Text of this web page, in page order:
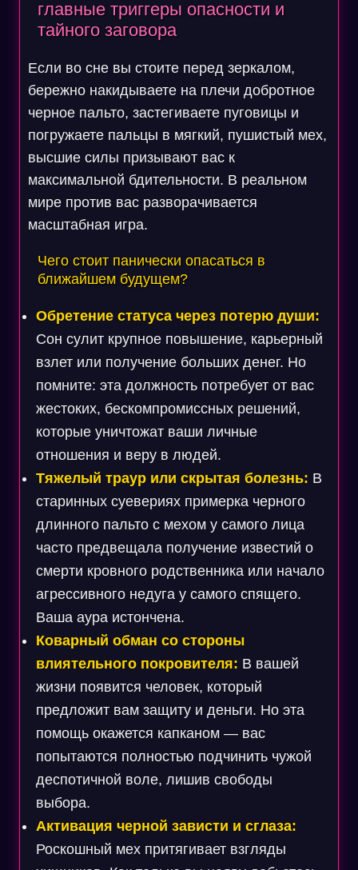
главные триггеры опасности и
тайного заговора
Если во сне вы стоите перед зеркалом,
бережно накидываете на плечи добротное
черное пальто, застегиваете пуговицы и
погружаете пальцы в мягкий, пушистый мех,
высшие силы призывают вас к
максимальной бдительности. В реальном
мире против вас разворачивается
масштабная игра.
Чего стоит панически опасаться в
ближайшем будущем?
Обретение статуса через потерю души:
Сон сулит крупное повышение, карьерный
взлет или получение больших денег. Но
помните: эта должность потребует от вас
жестоких, бескомпромиссных решений,
которые уничтожат ваши личные
отношения и веру в людей.
Тяжелый траур или скрытая болезнь: В
старинных суевериях примерка черного
длинного пальто с мехом у самого лица
часто предвещала получение известий о
смерти кровного родственника или начало
агрессивного недуга у самого спящего.
Ваша аура истончена.
Коварный обман со стороны
влиятельного покровителя: В вашей
жизни появится человек, который
предложит вам защиту и деньги. Но эта
помощь окажется капканом — вас
попытаются полностью подчинить чужой
деспотичной воле, лишив свободы
выбора.
Активация черной зависти и сглаза:
Роскошный мех притягивает взгляды